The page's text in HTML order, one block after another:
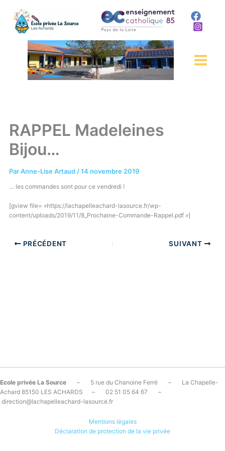
contenu
RAPPEL Madeleines
Bijou…
ParAnne-Lise Artaud /14 novembre 2019
… les commandes sont pour ce vendredi !
[gview file= »https://lachapelleachard-lasource.fr/wp-
content/uploads/2019/11/8_Prochaine-Commande-Rappel.pdf »]
PRÉCÉDENT SUIVANT
Ecole privée La Source – 5 rue du Chanoine Ferré – La Chapelle-
Achard 85150 LES ACHARDS – 02 51 05 64 67 –
direction@lachapelleachard-lasource.fr
Mentions légales
Déclaration de protection de la vie privée